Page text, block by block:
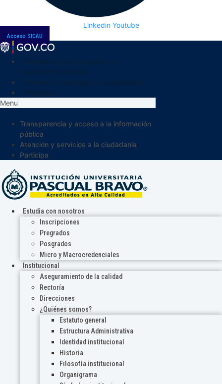
Linkedin Youtube
Acceso SICAU
Menu
Transparencia y acceso a la información
pública
Atención y servicios a la ciudadanía
Participa
Estudia con nosotros
Inscripciones
Pregrados
Posgrados
Micro y Macrocredenciales
Institucional
Aseguramiento de la calidad
Rectoría
Direcciones
¿Quiénes somos?
Estatuto general
Estructura Administrativa
Identidad institucional
Historia
Filosofía institucional
Organigrama